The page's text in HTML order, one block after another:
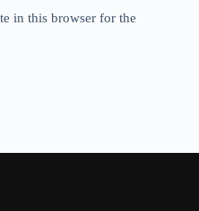
in this browser for the